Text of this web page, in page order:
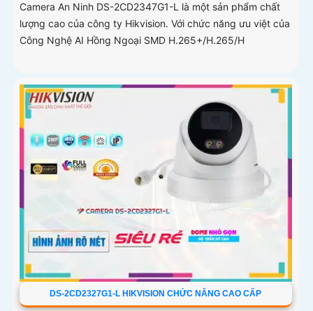
Camera An Ninh DS-2CD2347G1-L là một sản phẩm chất
lượng cao của công ty Hikvision. Với chức năng ưu việt của
Công Nghệ AI Hồng Ngoại SMD H.265+/H.265/H
DS-2CD2327G1-L HIKVISION CHỨC NĂNG CAO CẤP